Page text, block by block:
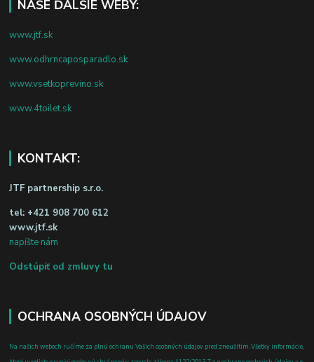
NAŠE ĎALŠIE WEBY:
www.jtf.sk
www.odhrncaposparadlo.sk
www.vsetkoprevino.sk
www.4toilet.sk
KONTAKT:
JTF partnership s.r.o.
tel: +421 908 700 612
www.jtf.sk
napíšte nám
Odstúpiť od zmluvy tu
OCHRANA OSOBNÝCH ÚDAJOV
Na našich weboch ručíme za plnú ochranu Vašich osobných údajov pred zneužitím. Všetky informácie,